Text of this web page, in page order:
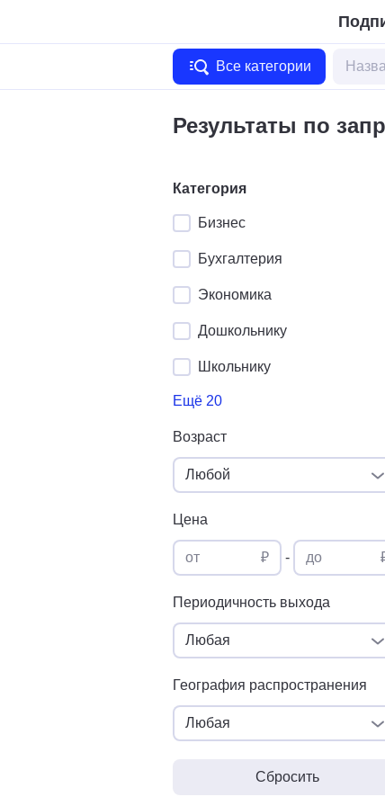
Все категории
Результаты по
Категория
Бизнес
Бухгалтерия
Экономика
Дошкольнику
Школьнику
Ещё 20
Возраст
Любой
Цена
от ₽ - до
Периодичность выхода
Любая
География распространения
Любая
Сбросить